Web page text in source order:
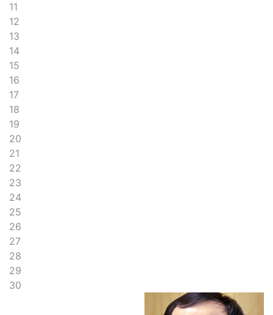
11
12
13
14
15
16
17
18
19
20
21
22
23
24
25
26
27
28
29
30